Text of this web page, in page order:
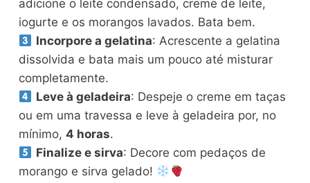
adicione o leite condensado, creme de leite,
iogurte e os morangos lavados. Bata bem.
Incorpore a gelatina: Acrescente a gelatina
dissolvida e bata mais um pouco até misturar
completamente.
Leve à geladeira: Despeje o creme em taças
ou em uma travessa e leve à geladeira por, no
mínimo,4 horas.
Finalize e sirva: Decore com pedaços de
morango e sirva gelado!